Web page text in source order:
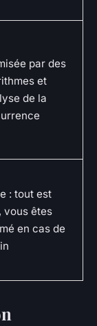
par des
et
de la
: tout est
vous êtes
en cas de